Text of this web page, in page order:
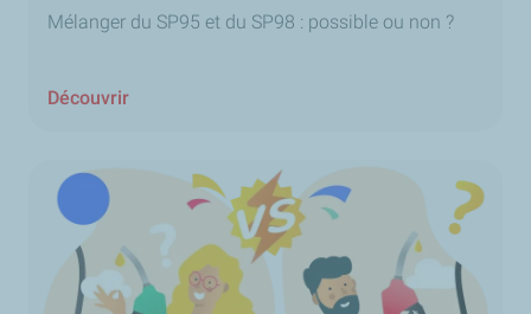
Mélanger du SP95 et du SP98 : possible ou non ?
Découvrir